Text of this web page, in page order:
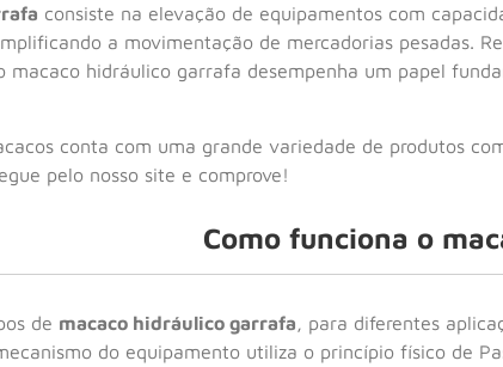
consiste na elevação de equipamentos com
a movimentação de mercadorias pesadas.
macaco hidráulico garrafa desempenha um papel
conta com uma grande variedade de produtos
pelo nosso site e comprove!
Como funciona o
de macaco hidráulico garrafa, para diferentes
do equipamento utiliza o princípio físico de